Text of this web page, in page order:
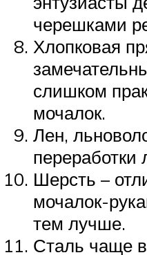
черешками
Хлопковая
слишком
мочалок.
Лен,
Шерсть –
мочалок-
тем лучше.
Сталь чаще